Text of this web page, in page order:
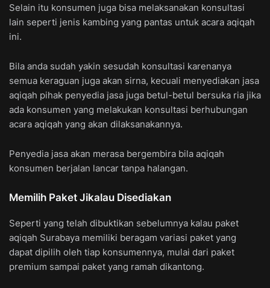
Selain itu konsumen juga bisa melaksanakan konsultasi
lain seperti jenis kambing yang pantas untuk acara aqiqah
ini.
Bila anda sudah yakin sesudah konsultasi karenanya
semua keraguan juga akan sirna, kecuali menyediakan jasa
aqiqah pihak penyedia jasa juga betul-betul bersuka ria jika
ada konsumen yang melakukan konsultasi berhubungan
acara aqiqah yang akan dilaksanakannya.
Penyedia jasa akan merasa bergembira bila aqiqah
konsumen berjalan lancar tanpa halangan.
Memilih Paket Jikalau Disediakan
Seperti yang telah dibuktikan sebelumnya kalau paket
aqiqah Surabaya memiliki beragam variasi paket yang
dapat dipilih oleh tiap konsumennya, mulai dari paket
premium sampai paket yang ramah dikantong.